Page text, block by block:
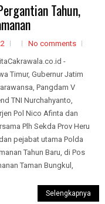
Tahun,
No comments
-
Timur, Gubernur Jatim
Pangdam V
TNI Nurchahyanto,
Pol Nico Afinta dan
Plh Sekda Prov Heru
pejabat utama Polda
Tahun Baru, di Pos
Taman Bungkul,
Selengkapnya